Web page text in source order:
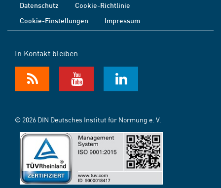
Datenschutz
Cookie-Richtlinie
Cookie-Einstellungen
Impressum
In Kontakt bleiben
© 2026 DIN Deutsches Institut für Normung e. V.